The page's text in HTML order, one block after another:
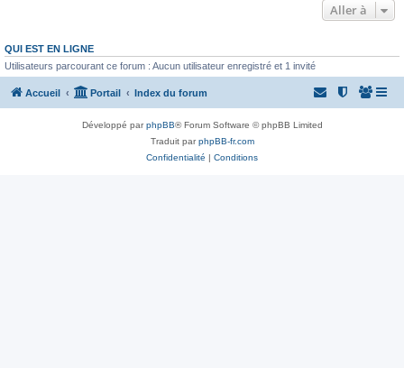
Aller à
QUI EST EN LIGNE
Utilisateurs parcourant ce forum : Aucun utilisateur enregistré et 1 invité
Accueil Portail Index du forum
Développé parphpBB® Forum Software © phpBB Limited
Traduit parphpBB-fr.com
Confidentialité | Conditions